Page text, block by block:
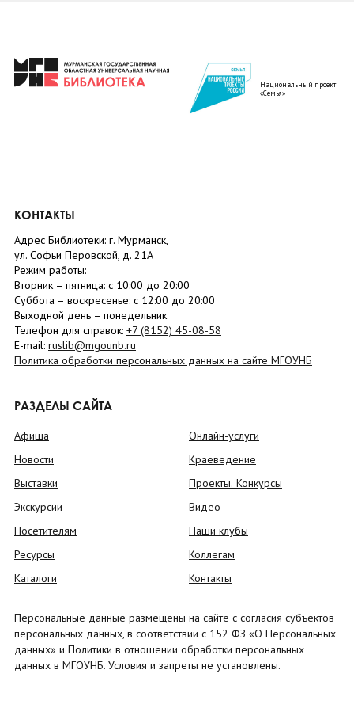
Национальный проект
«Семья»
КОНТАКТЫ
Адрес Библиотеки: г. Мурманск,
ул. Софьи Перовской, д. 21А
Режим работы:
Вторник – пятница: с 10:00 до 20:00
Суббота – воскресенье: c 12:00 до 20:00
Выходной день – понедельник
Телефон для справок: +7 (8152) 45-08-58
E-mail: ruslib@mgounb.ru
Политика обработки персональных данных на сайте МГОУНБ
РАЗДЕЛЫ САЙТА
Афиша
Новости
Выставки
Экскурсии
Посетителям
Ресурсы
Каталоги
Онлайн-услуги
Краеведение
Проекты. Конкурсы
Видео
Наши клубы
Коллегам
Контакты
Персональные данные размещены на сайте с согласия субъектов
персональных данных, в соответствии с 152 ФЗ «О Персональных
данных» и Политики в отношении обработки персональных
данных в МГОУНБ. Условия и запреты не установлены.